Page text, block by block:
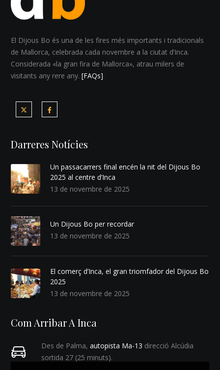
El Dijous Bo és una de les fires més importants i tradicionals
de Mallorca, celebrada cada novembre a la ciutat d’Inca.
Considerada «la gran fira de Mallorca», atrau milers de
visitants any rere any.[FAQs]
Darreres Notícies
Un passacarrers final encén la nit del Dijous Bo
2025 al centre d’Inca
13 de novembre de 2025
Un Dijous Bo per recordar
13 de novembre de 2025
El comerç d’Inca, el gran triomfador del Dijous Bo
2025
13 de novembre de 2025
Com Arribar A Inca
Des de Palma,autopista Ma-13 direcció Alcúdia
sortida 27 (25 minuts).